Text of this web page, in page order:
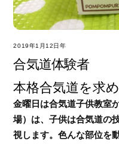
2019年1月12日
合気道体験者
本格合気道を求
金曜日は合気道子供教室
場）は、子供は合気道の
視します。色んな部位を